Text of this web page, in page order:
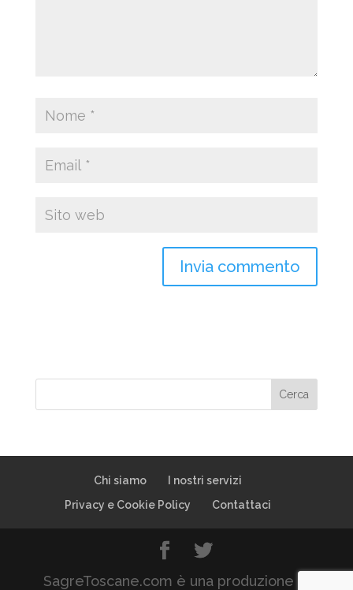
Chi siamo
I nostri servizi
Privacy e Cookie Policy
Contattaci
SagreToscane.com è una produzione di